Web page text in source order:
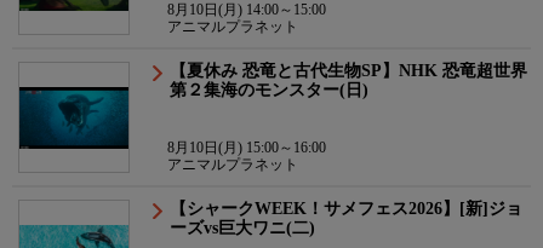
8月10日(月) 14:00～15:00
アニマルプラネット
【夏休み 恐竜と古代生物SP】NHK 恐竜超世界
第２集海のモンスター(日)
8月10日(月) 15:00～16:00
アニマルプラネット
【シャークWEEK！サメフェス2026】[新]ジョ
ーズvs巨大ワニ(二)